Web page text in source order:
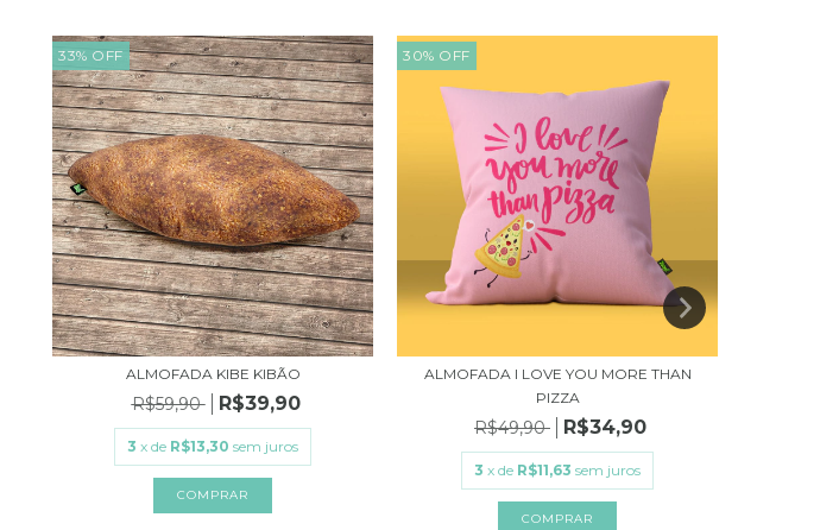
33% OFF
ALMOFADA KIBE KIBÃO
R$59,90 R$39,90
3 x de R$13,30 sem juros
30% OFF
ALMOFADA I LOVE YOU MORE THAN
PIZZA
R$49,90 R$34,90
3 x de R$11,63 sem juros